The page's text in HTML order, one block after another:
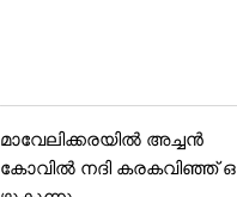
മാവേലിക്കരയിൽ അച്ചൻ
കോവിൽ നദി കരകവിഞ്ഞ് ഒ